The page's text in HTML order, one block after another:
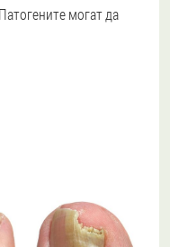
могат да